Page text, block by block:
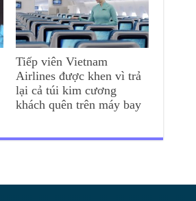
Tiếp viên Vietnam
Airlines được khen vì trả
lại cả túi kim cương
khách quên trên máy bay